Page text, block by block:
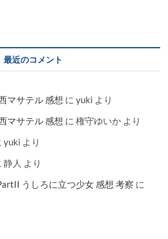
最近のコメント
マサテル 感想 にyuki より
マサテル 感想 に権守ゆいか より
yuki より
静人 より
うしろに立つ少女 感想 考察 に